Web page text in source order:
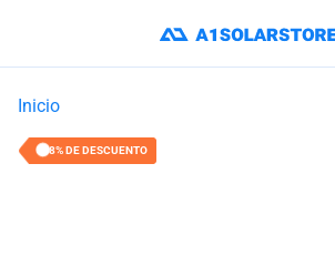
Inicio
38% DE DESCUENTO